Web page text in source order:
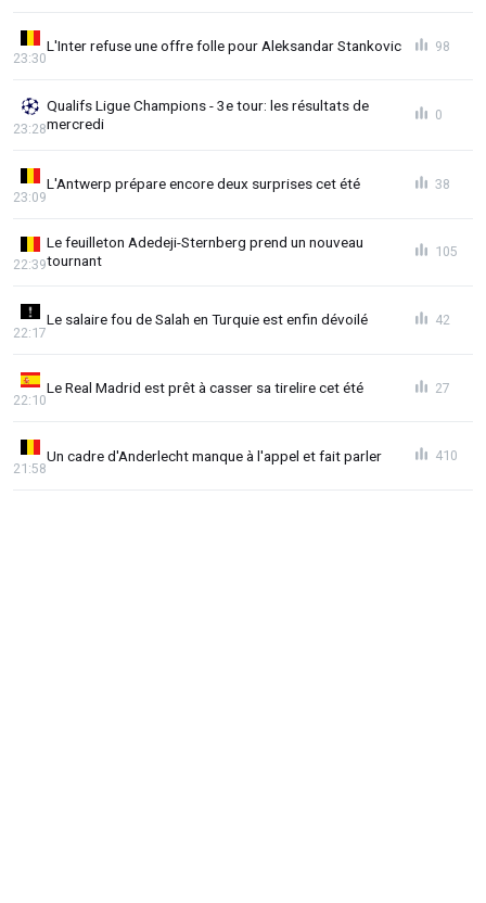
L'Inter refuse une offre folle pour Aleksandar Stankovic
23:30
98
Qualifs Ligue Champions - 3e tour: les résultats de
mercredi
23:28
0
L'Antwerp prépare encore deux surprises cet été
23:09
38
Le feuilleton Adedeji-Sternberg prend un nouveau
tournant
22:39
105
Le salaire fou de Salah en Turquie est enfin dévoilé
22:17
42
Le Real Madrid est prêt à casser sa tirelire cet été
22:10
27
Un cadre d'Anderlecht manque à l'appel et fait parler
21:58
410